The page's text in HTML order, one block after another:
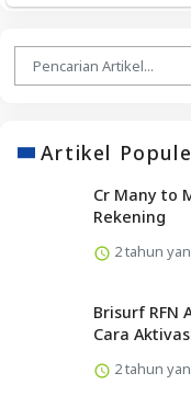
Artikel
Cr Many to
Rekening
2 tahun
Brisurf RFN
Cara
2 tahun